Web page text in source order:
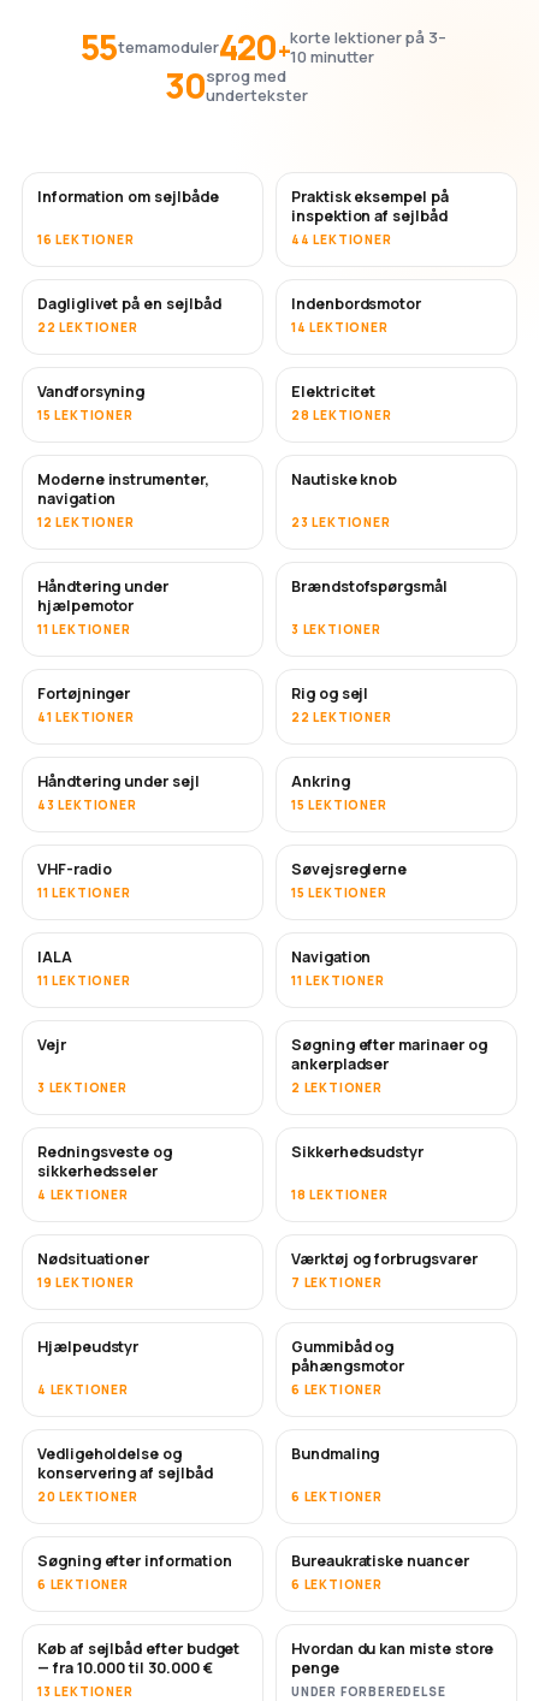
55temamoduler420+korte lektioner på 3–
10 minutter
30sprog med
undertekster
Information om sejlbåde
16 LEKTIONER
Praktisk eksempel på
inspektion af sejlbåd
44 LEKTIONER
Dagliglivet på en sejlbåd
22 LEKTIONER
Indenbordsmotor
14 LEKTIONER
Vandforsyning
15 LEKTIONER
Elektricitet
28 LEKTIONER
Moderne instrumenter,
navigation
12 LEKTIONER
Nautiske knob
23 LEKTIONER
Håndtering under
hjælpemotor
11 LEKTIONER
Brændstofspørgsmål
3 LEKTIONER
Fortøjninger
41 LEKTIONER
Rig og sejl
22 LEKTIONER
Håndtering under sejl
43 LEKTIONER
Ankring
15 LEKTIONER
VHF-radio
11 LEKTIONER
Søvejsreglerne
15 LEKTIONER
IALA
11 LEKTIONER
Navigation
11 LEKTIONER
Vejr
3 LEKTIONER
Søgning efter marinaer og
ankerpladser
2 LEKTIONER
Redningsveste og
sikkerhedsseler
4 LEKTIONER
Sikkerhedsudstyr
18 LEKTIONER
Nødsituationer
19 LEKTIONER
Værktøj og forbrugsvarer
7 LEKTIONER
Hjælpeudstyr
4 LEKTIONER
Gummibåd og
påhængsmotor
6 LEKTIONER
Vedligeholdelse og
konservering af sejlbåd
20 LEKTIONER
SNART
Bundmaling
6 LEKTIONER
Søgning efter information
6 LEKTIONER
Bureaukratiske nuancer
6 LEKTIONER
SNART
Køb af sejlbåd efter budget
— fra 10.000 til 30.000 €
13 LEKTIONER
SNART
Hvordan du kan miste store
penge
UNDER FORBEREDELSE